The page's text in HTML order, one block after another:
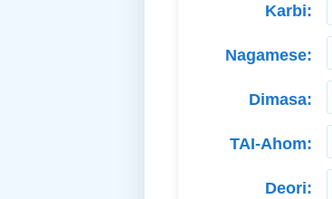
Karbi:
Nagamese:
Dimasa:
TAI-Ahom:
Deori: